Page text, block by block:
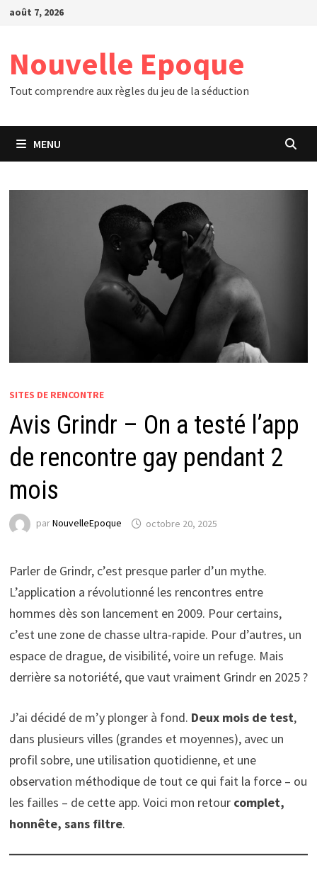
Passer
août 7, 2026
Nouvelle Epoque
Tout comprendre aux règles du jeu de la séduction
MENU
SITES DE RENCONTRE
Avis Grindr – On a testé l’app
de rencontre gay pendant 2
mois
parNouvelleEpoque octobre 20, 2025
Parler de Grindr, c’est presque parler d’un mythe.
L’application a révolutionné les rencontres entre
hommes dès son lancement en 2009. Pour certains,
c’est une zone de chasse ultra-rapide. Pour d’autres, un
espace de drague, de visibilité, voire un refuge. Mais
derrière sa notoriété, que vaut vraiment Grindr en 2025 ?
J’ai décidé de m’y plonger à fond. Deux mois de test,
dans plusieurs villes (grandes et moyennes), avec un
profil sobre, une utilisation quotidienne, et une
observation méthodique de tout ce qui fait la force – ou
les failles – de cette app. Voici mon retour complet,
honnête, sans filtre.